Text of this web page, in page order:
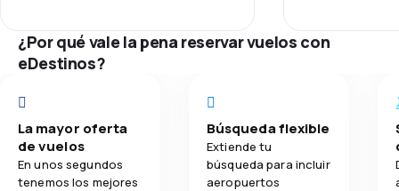
for so it’s my
I boarded the
the run way for
meant I knew I
new flight I
Red de
Precio del
Comodidad
Transporte
¿Por qué vale la pena reservar vuelos con
eDestinos?
La mayor oferta
de vuelos
En unos segundos
tenemos los mejores
Búsqueda flexible
Extiende tu
búsqueda para incluir
aeropuertos